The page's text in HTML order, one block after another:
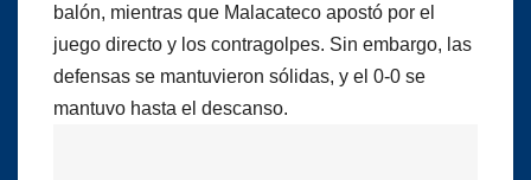
balón, mientras que Malacateco apostó por el
juego directo y los contragolpes. Sin embargo, las
defensas se mantuvieron sólidas, y el 0-0 se
mantuvo hasta el descanso.